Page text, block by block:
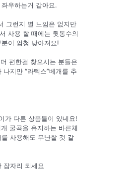
우하는거 같아요.
그런지 별 느낌은 없지만
사용 할 때에는 뒷통수의
이 엄청 낮아져요!
편한걸 찾으시는 분들은
지만 “라텍스”베개를 추
가 다른 상품들이 있네요!
굴곡을 유지하는 바른체
사용해도 무난할 것 같
잠자리 되세요